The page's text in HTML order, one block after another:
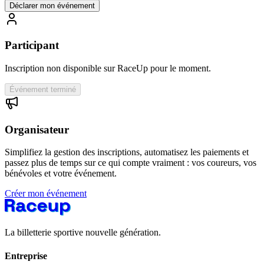
Déclarer mon événement
Participant
Inscription non disponible sur RaceUp pour le moment.
Événement terminé
Organisateur
Simplifiez la gestion des inscriptions, automatisez les paiements et
passez plus de temps sur ce qui compte vraiment : vos coureurs, vos
bénévoles et votre événement.
Créer mon événement
La billetterie sportive nouvelle génération.
Entreprise